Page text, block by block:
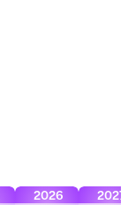
2026
2027